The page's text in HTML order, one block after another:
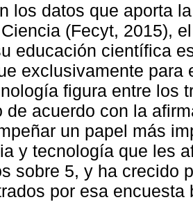
los datos que aporta
(Fecyt, 2015),
educación científica
exclusivamente
figura entre los
de acuerdo con la
un papel más
y tecnología que les
sobre 5, y ha crecido
por esa